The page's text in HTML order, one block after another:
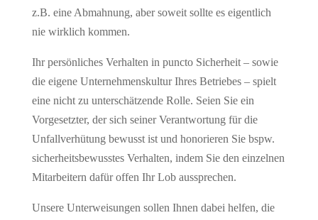
z.B. eine Abmahnung, aber soweit sollte es eigentlich
nie wirklich kommen.
Ihr persönliches Verhalten in puncto Sicherheit – sowie
die eigene Unternehmenskultur Ihres Betriebes – spielt
eine nicht zu unterschätzende Rolle. Seien Sie ein
Vorgesetzter, der sich seiner Verantwortung für die
Unfallverhütung bewusst ist und honorieren Sie bspw.
sicherheitsbewusstes Verhalten, indem Sie den einzelnen
Mitarbeitern dafür offen Ihr Lob aussprechen.
Unsere Unterweisungen sollen Ihnen dabei helfen, die